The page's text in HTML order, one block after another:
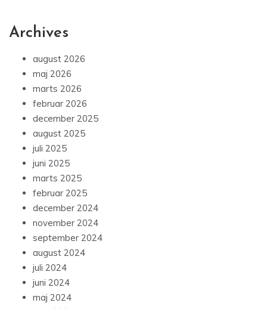
Archives
august 2026
maj 2026
marts 2026
februar 2026
december 2025
august 2025
juli 2025
juni 2025
marts 2025
februar 2025
december 2024
november 2024
september 2024
august 2024
juli 2024
juni 2024
maj 2024